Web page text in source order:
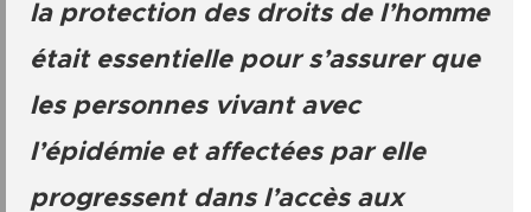
la protection des droits de l’homme
était essentielle pour s’assurer que
les personnes vivant avec
l’épidémie et affectées par elle
progressent dans l’accès aux